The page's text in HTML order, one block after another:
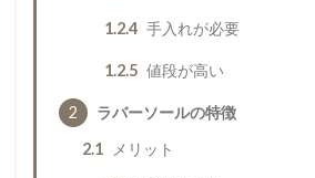
1.2.4 手入れが必要
1.2.5 値段が高い
2
ラバーソールの特徴
2.1
メリット